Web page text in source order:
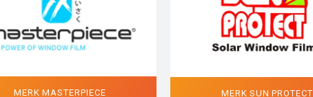
MERK MASTERPIECE MERK SUN PROTECT